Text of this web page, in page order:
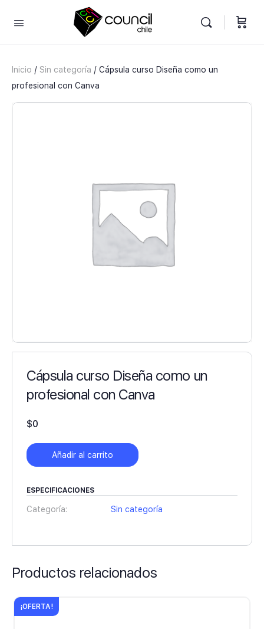
Inicio / Sin categoría / Cápsula curso Diseña como un
profesional con Canva
Cápsula curso Diseña como un
profesional con Canva
$0
Añadir al carrito
ESPECIFICACIONES
Categoría: Sin categoría
Productos relacionados
¡OFERTA!